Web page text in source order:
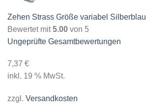
Zehen Strass Größe variabel Silberblau
Bewertet mit5.00 von 5
Ungeprüfte Gesamtbewertungen
7,37 €
inkl. 19 % MwSt.
zzgl. Versandkosten